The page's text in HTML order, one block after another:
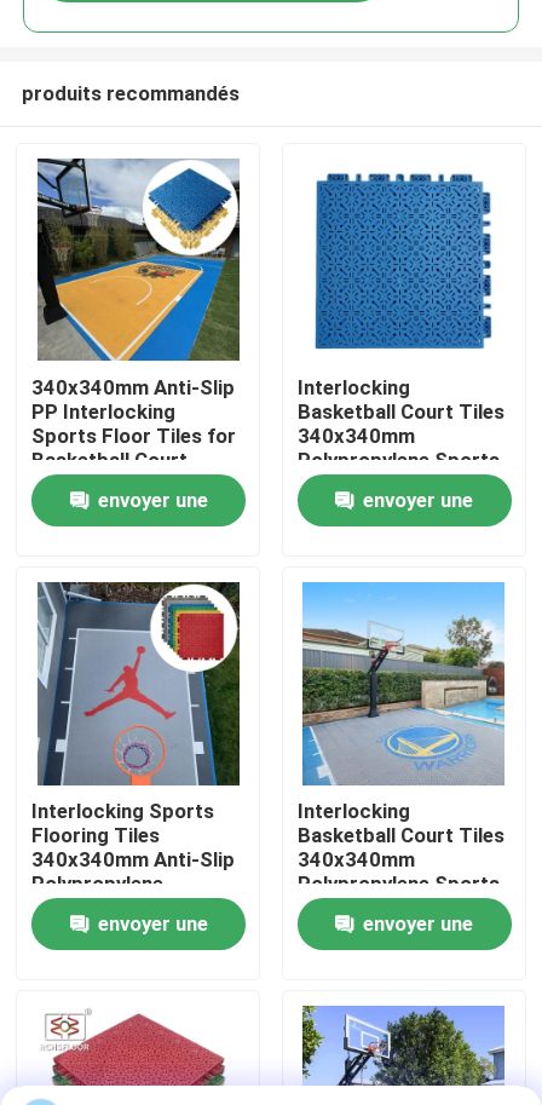
À la maison
Produits
À propos de nous
Visite de l'usine
Contrôle de la qualité
Nous contacter
Nouvelles
Les affaires
Tuiles de sports en plein air
produits recommandés
340x340mm Anti-Slip
PP Interlocking
Sports Floor Tiles for
Basketball Court
envoyer une
Interlocking
Basketball Court Tiles
340x340mm
Polypropylene Sports
Flooring
envoyer une
Interlocking Sports
Flooring Tiles
340x340mm Anti-Slip
Polypropylene
envoyer une
Interlocking
Basketball Court Tiles
340x340mm
Polypropylene Sports
Flooring
envoyer une